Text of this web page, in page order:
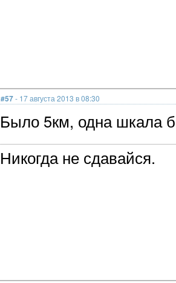
#57- 17 августа 2013 в 08:30
Было 5км, одна шкала
Никогда не сдавайся.